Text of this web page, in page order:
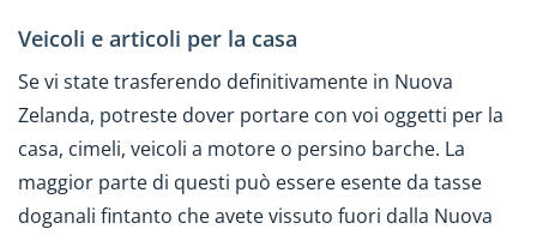
Veicoli e articoli per la casa
Se vi state trasferendo definitivamente in Nuova
Zelanda, potreste dover portare con voi oggetti per la
casa, cimeli, veicoli a motore o persino barche. La
maggior parte di questi può essere esente da tasse
doganali fintanto che avete vissuto fuori dalla Nuova